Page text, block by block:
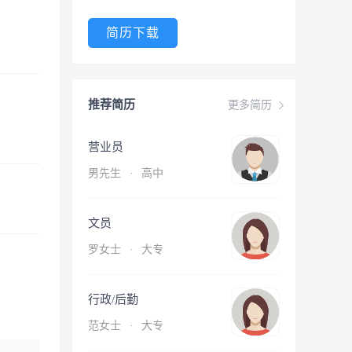
简历下载
更多简历
推荐简历
营业员
男先生 · 高中
文员
罗女士 · 大专
行政/后勤
范女士 · 大专